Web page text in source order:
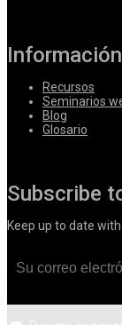
Información
Recursos
Seminarios
Blog
Glosario
Subscribe
Keep up to date